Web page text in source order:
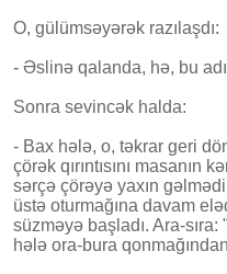
O, gülümsəyərək razılaşdı:
- Əslinə qalanda, hə, bu
Sonra sevincək halda:
- Bax hələ, o, təkrar geri
çörək qırıntısını masanın
sərçə çörəyə yaxın
üstə oturmağına davam
süzməyə başladı. Ara-
hələ ora-bura